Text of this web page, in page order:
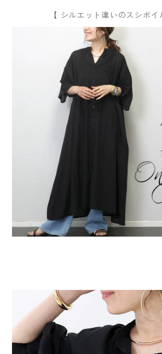
【 シルエット違いのスシボイ